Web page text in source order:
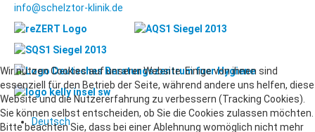
info@schelztor-klinik.de
Deutsch
Wir nutzen Cookies auf unserer Website. Einige von ihnen sind
essenziell für den Betrieb der Seite, während andere uns helfen, diese
Website und die Nutzererfahrung zu verbessern (Tracking Cookies).
Sie können selbst entscheiden, ob Sie die Cookies zulassen möchten.
Bitte beachten Sie, dass bei einer Ablehnung womöglich nicht mehr